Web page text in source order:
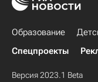
Образование
Спецпроекты
Версия 2023.1 Beta